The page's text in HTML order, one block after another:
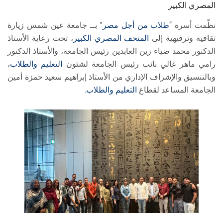
المصري الكبير
نظّمت أسرة “طلاب من أجل مصر ” بــ جامعة عين شمس زيارة
ثقافية وترفيهية إلى
المتحف المصري الكبير ، تحت رعاية الأستاذ
الدكتور محمد ضياء زين العابدين رئيس الجامعة، والأستاذ الدكتور
رامي ماهر غالي نائب رئيس الجامعة لشئون
التعليم والطلاب،
وبالتنسيق والإشراف الإداري من الأستاذ إبراهيم سعيد حمزة أمين
الجامعة المساعد لقطاع التعليم والطلاب.